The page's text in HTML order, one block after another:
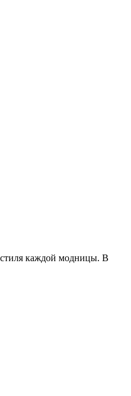
стиля каждой модницы. В